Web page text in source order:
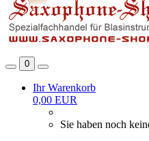
0
Ihr Warenkorb
0,00 EUR
Sie haben noch